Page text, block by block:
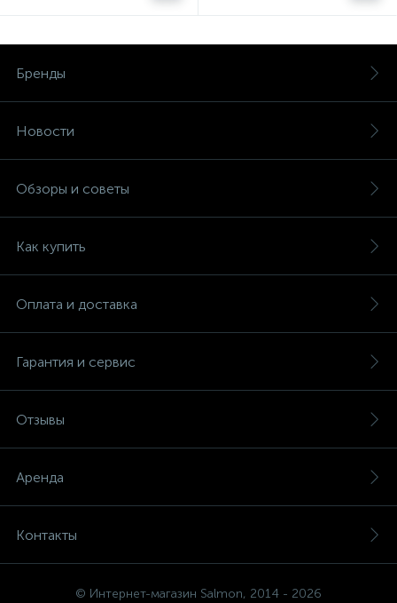
Бренды
Новости
Обзоры и советы
Как купить
Оплата и доставка
Гарантия и сервис
Отзывы
Аренда
Контакты
© Интернет-магазин Salmon, 2014 - 2026